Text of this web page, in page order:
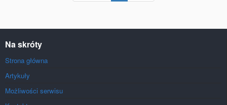
Na skróty
Strona główna
Artykuły
Możliwości serwisu